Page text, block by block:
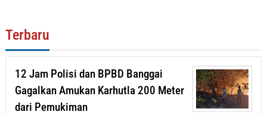
Terbaru
12 Jam Polisi dan BPBD Banggai
Gagalkan Amukan Karhutla 200 Meter
dari Pemukiman